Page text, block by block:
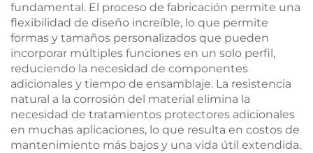
fundamental. El proceso de fabricación permite una
flexibilidad de diseño increíble, lo que permite
formas y tamaños personalizados que pueden
incorporar múltiples funciones en un solo perfil,
reduciendo la necesidad de componentes
adicionales y tiempo de ensamblaje. La resistencia
natural a la corrosión del material elimina la
necesidad de tratamientos protectores adicionales
en muchas aplicaciones, lo que resulta en costos de
mantenimiento más bajos y una vida útil extendida.